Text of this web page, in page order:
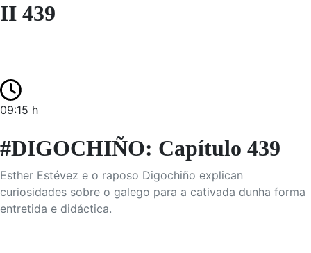
II 439
09:15 h
#DIGOCHIÑO: Capítulo 439
Esther Estévez e o raposo Digochiño explican
curiosidades sobre o galego para a cativada dunha forma
entretida e didáctica.